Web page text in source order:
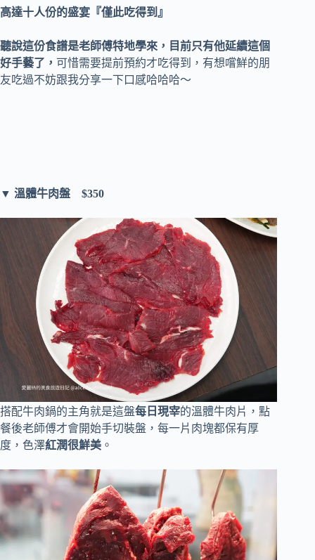
高達十人份的盛宴『僅此吃得到』
聽說這份食譜是老師傅特地學來，目前只有他延續這個
好手藝了， 可惜需要提前預約才吃得到，有想嚐鮮的朋
友吃過不妨跟我分享一下口感哈哈哈～
▼ 溫體牛肉盤 $350
搭配牛肉鍋的主角就是這盤每日現宰的溫體牛肉片，點
餐後老師傅才會開始手切裝盤，每一片肉塊都保有厚
度，色澤紅潤很鮮美 。